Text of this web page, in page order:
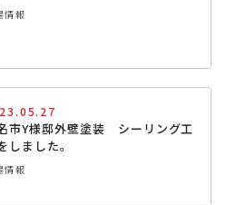
情報
市Y様邸外壁塗装 シーリング工
しました。
情報